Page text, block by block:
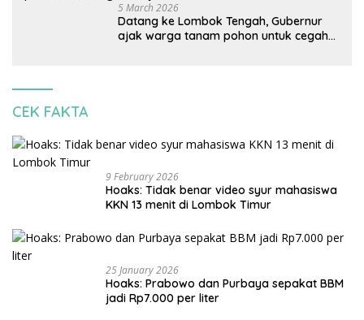
5 March 2026
Datang ke Lombok Tengah, Gubernur
ajak warga tanam pohon untuk cegah
CEK FAKTA
9 February 2026
Hoaks: Tidak benar video syur mahasiswa
KKN 13 menit di Lombok Timur
25 January 2026
Hoaks: Prabowo dan Purbaya sepakat BBM
jadi Rp7.000 per liter